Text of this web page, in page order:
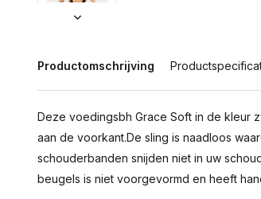
Productomschrijving
Deze voedingsbh Grace Soft in de kleur
aan de voorkant.De sling is naadloos
schouderbanden snijden niet in uw
beugels is niet voorgevormd en heeft